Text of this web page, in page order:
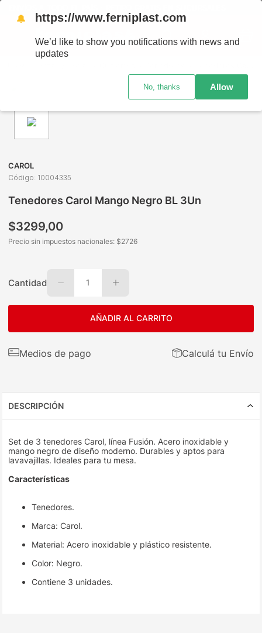
CAROL
Código: 10004335
Tenedores Carol Mango Negro BL 3Un
$3299,00
Precio sin impuestos nacionales: $2726
Cantidad 1
AÑADIR AL CARRITO
Medios de pago Calculá tu Envío
DESCRIPCIÓN
Set de 3 tenedores Carol, línea Fusión. Acero inoxidable y
mango negro de diseño moderno. Durables y aptos para
lavavajillas. Ideales para tu mesa.
Características
Tenedores.
Marca: Carol.
Material: Acero inoxidable y plástico resistente.
Color: Negro.
Contiene 3 unidades.
🔔 https://www.ferniplast.com
We’d like to show you notifications with news and
updates
No, thanks Allow